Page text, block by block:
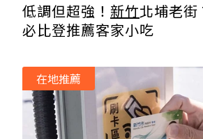
低調但超強！ 新竹北埔老街
必比登推薦客家小吃
在地推薦